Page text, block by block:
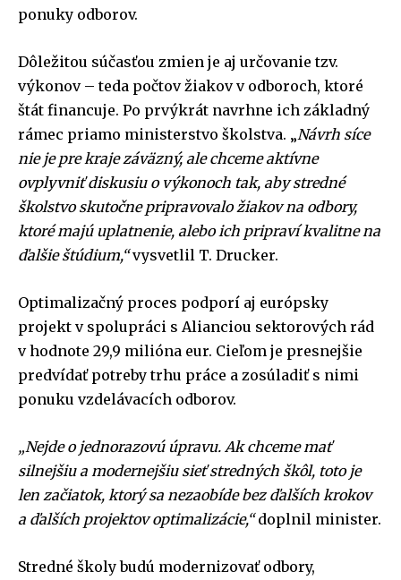
ponuky odborov.
Dôležitou súčasťou zmien je aj určovanie tzv.
výkonov – teda počtov žiakov v odboroch, ktoré
štát financuje. Po prvýkrát navrhne ich základný
rámec priamo ministerstvo školstva. „Návrh síce
nie je pre kraje záväzný, ale chceme aktívne
ovplyvniť diskusiu o výkonoch tak, aby stredné
školstvo skutočne pripravovalo žiakov na odbory,
ktoré majú uplatnenie, alebo ich pripraví kvalitne na
ďalšie štúdium,“vysvetlil T. Drucker.
Optimalizačný proces podporí aj európsky
projekt v spolupráci s Alianciou sektorových rád
v hodnote 29,9 milióna eur. Cieľom je presnejšie
predvídať potreby trhu práce a zosúladiť s nimi
ponuku vzdelávacích odborov.
„Nejde o jednorazovú úpravu. Ak chceme mať
silnejšiu a modernejšiu sieť stredných škôl, toto je
len začiatok, ktorý sa nezaobíde bez ďalších krokov
a ďalších projektov optimalizácie,“doplnil minister.
Stredné školy budú modernizovať odbory,